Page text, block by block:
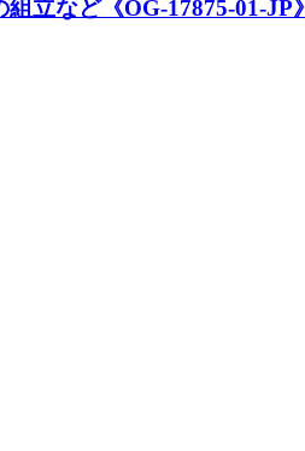
立など《OG-17875-01-JP》